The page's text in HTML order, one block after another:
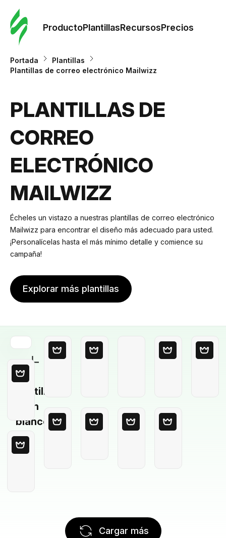
ProductoPlantillasRecursosPrecios
Portada
Plantillas
Plantillas de correo electrónico Mailwizz
PLANTILLAS DE
CORREO
ELECTRÓNICO
MAILWIZZ
Écheles un vistazo a nuestras plantillas de correo electrónico
Mailwizz para encontrar el diseño más adecuado para usted.
¡Personalícelas hasta el más mínimo detalle y comience su
campaña!
Explorar más plantillas
Plantilla
en
blanco
Cargar más